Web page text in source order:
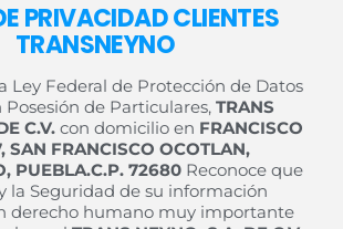
PRIVACIDAD CLIENTES
TRANSNEYNO
Ley Federal de Protección de Datos
Posesión de Particulares, TRANS
C.V.con domicilio en FRANCISCO
SAN FRANCISCO OCOTLAN,
PUEBLA.C.P. 72680Reconoce que
la Seguridad de su información
derecho humano muy importante